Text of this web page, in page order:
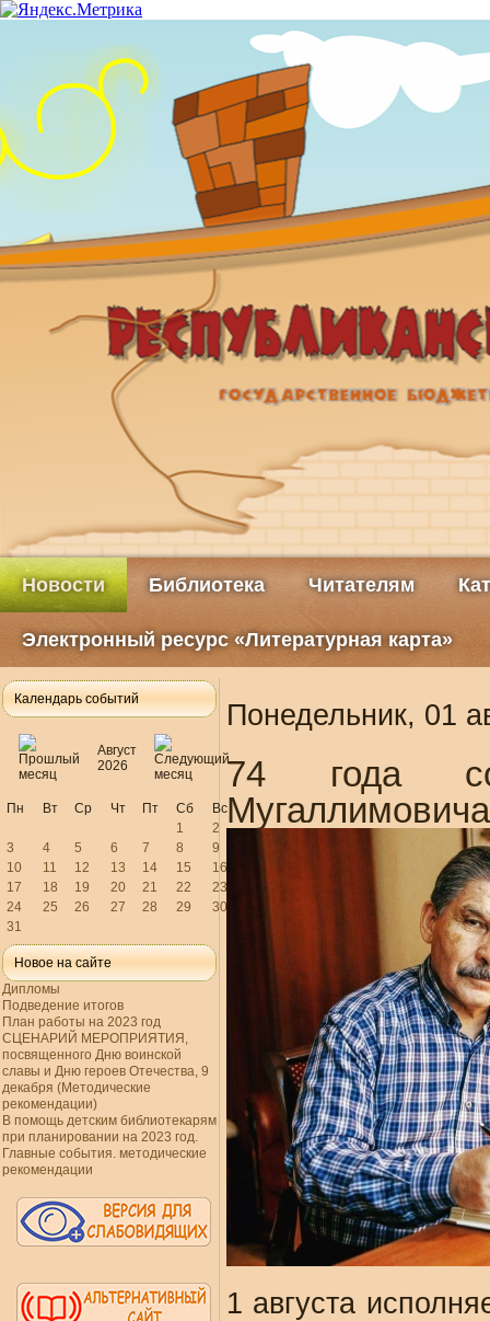
Новости Библиотека Читателям
Электронный ресурс «Литературная карта»
Календарь событий
Август
2026
Пн Вт Ср Чт Пт Сб
Вс
1
2
3
4 5 6 7 8
9
10
11 12 13 14 15
16
17
18 19 20 21 22
23
24
25 26 27 28 29
30
31
Новое на сайте
Дипломы
Подведение итогов
План работы на 2023 год
СЦЕНАРИЙ МЕРОПРИЯТИЯ,
посвященного Дню воинской
славы и Дню героев Отечества, 9
декабря (Методические
рекомендации)
В помощь детским библиотекарям
при планировании на 2023 год.
Главные события. методические
рекомендации
Понедельник, 01
74 года
1 августа